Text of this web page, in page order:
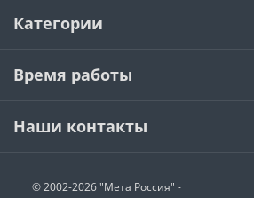
Категории
Время работы
Наши контакты
© 2002-2026 "Мета Россия" -